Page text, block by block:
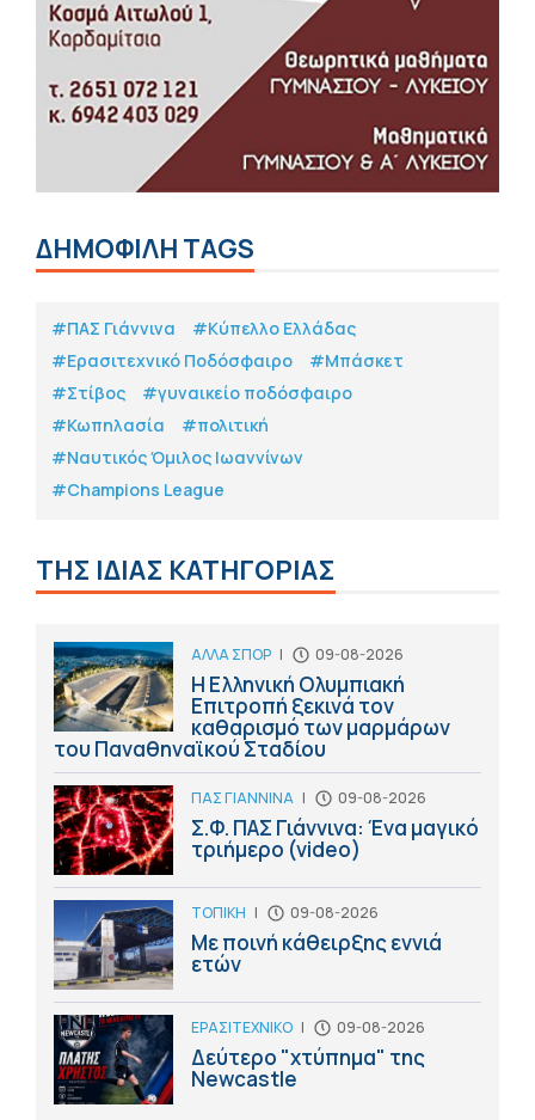
ΔΗΜΟΦΙΛΗ TAGS
#ΠΑΣ Γιάννινα
#Κύπελλο Ελλάδας
#Eρασιτεχνικό Ποδόσφαιρο
#Μπάσκετ
#Στίβος
#γυναικείο ποδόσφαιρο
#Κωπηλασία
#πολιτική
#Ναυτικός Όμιλος Ιωαννίνων
#Champions League
ΤΗΣ ΙΔΙΑΣ ΚΑΤΗΓΟΡΙΑΣ
ΑΛΛΑ ΣΠΟΡ | 09-08-2026
Η Ελληνική Ολυμπιακή
Επιτροπή ξεκινά τον
καθαρισμό των μαρμάρων
του Παναθηναϊκού Σταδίου
ΠΑΣ ΓΙΑΝΝΙΝΑ | 09-08-2026
Σ.Φ. ΠΑΣ Γιάννινα: Ένα μαγικό
τριήμερο (video)
ΤΟΠΙΚΗ | 09-08-2026
Με ποινή κάθειρξης εννιά
ετών
ΕΡΑΣΙΤΕΧΝΙΚΟ | 09-08-2026
Δεύτερο "χτύπημα" της
Newcastle